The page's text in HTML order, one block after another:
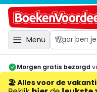
Menu
Morgen gratis bezorgd
🏖️ Alles voor de